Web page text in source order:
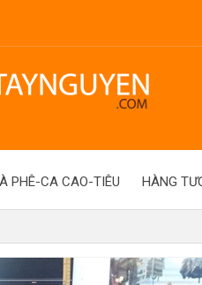
PHÊ-CA CAO-TIÊU HÀNG